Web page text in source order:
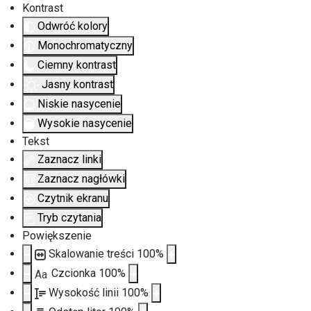
Kontrast
Odwróć kolory
Monochromatyczny
Ciemny kontrast
Jasny kontrast
Niskie nasycenie
Wysokie nasycenie
Tekst
Zaznacz linki
Zaznacz nagłówki
Czytnik ekranu
Tryb czytania
Powiększenie
Skalowanie treści 100%
Aa Czcionka 100%
Wysokość linii 100%